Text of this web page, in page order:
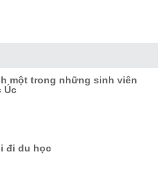
một trong những sinh viên
Úc
đi du học